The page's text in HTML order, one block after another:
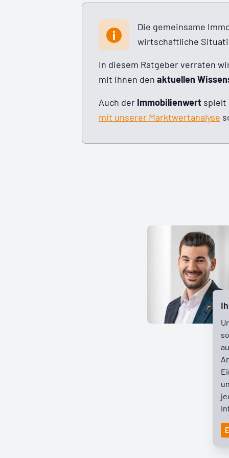
Die gemeinsame
wirtschaftliche
In diesem Ratgeber verraten
mit Ihnen den aktuellen
Auch der Immobilienwert spielt
mit unserer Marktwertanalyse